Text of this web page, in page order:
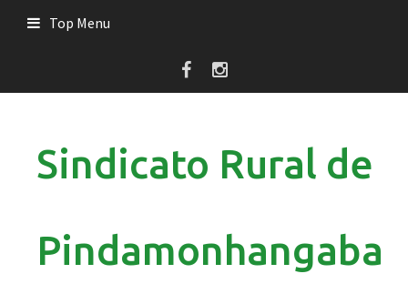
Top Menu
Sindicato Rural de
Pindamonhangaba